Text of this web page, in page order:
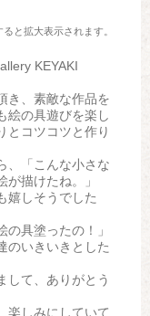
と拡大表示されます。
KEYAKI
き、素敵な作品を
絵の具遊びを楽し
とコツコツと作り
、「こんな小さな
描けたね。」
嬉しそうでした
の具塗ったの！」
のいきいきとした
して、ありがとう
楽しみにしていて